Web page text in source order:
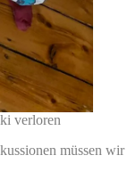
verloren
müssen wir